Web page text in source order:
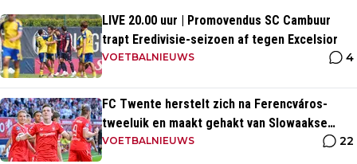
LIVE 20.00 uur | Promovendus SC Cambuur
trapt Eredivisie-seizoen af tegen Excelsior
VOETBALNIEUWS 4
FC Twente herstelt zich na Ferencváros-
tweeluik en maakt gehakt van Slowaakse
opponent
VOETBALNIEUWS 22